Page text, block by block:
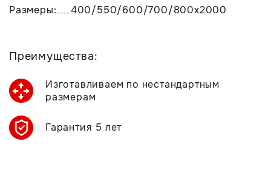
Размеры:
400/550/600/700/800х2000
Преимущества:
Изготавливаем по нестандартным
размерам
Гарантия 5 лет